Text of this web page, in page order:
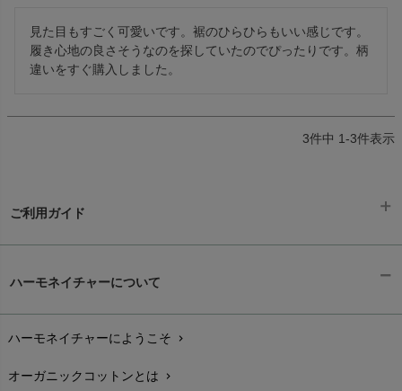
見た目もすごく可愛いです。裾のひらひらもいい感じです。
履き心地の良さそうなのを探していたのでぴったりです。柄
違いをすぐ購入しました。
3件中 1-3件表示
ご利用ガイド
配送と送料chevron_right
在庫状況と発送予定chevron_right
ハーモネイチャーについて
ハーモネイチャーにようこそ chevron_right
オーガニックコットンとは chevron_right